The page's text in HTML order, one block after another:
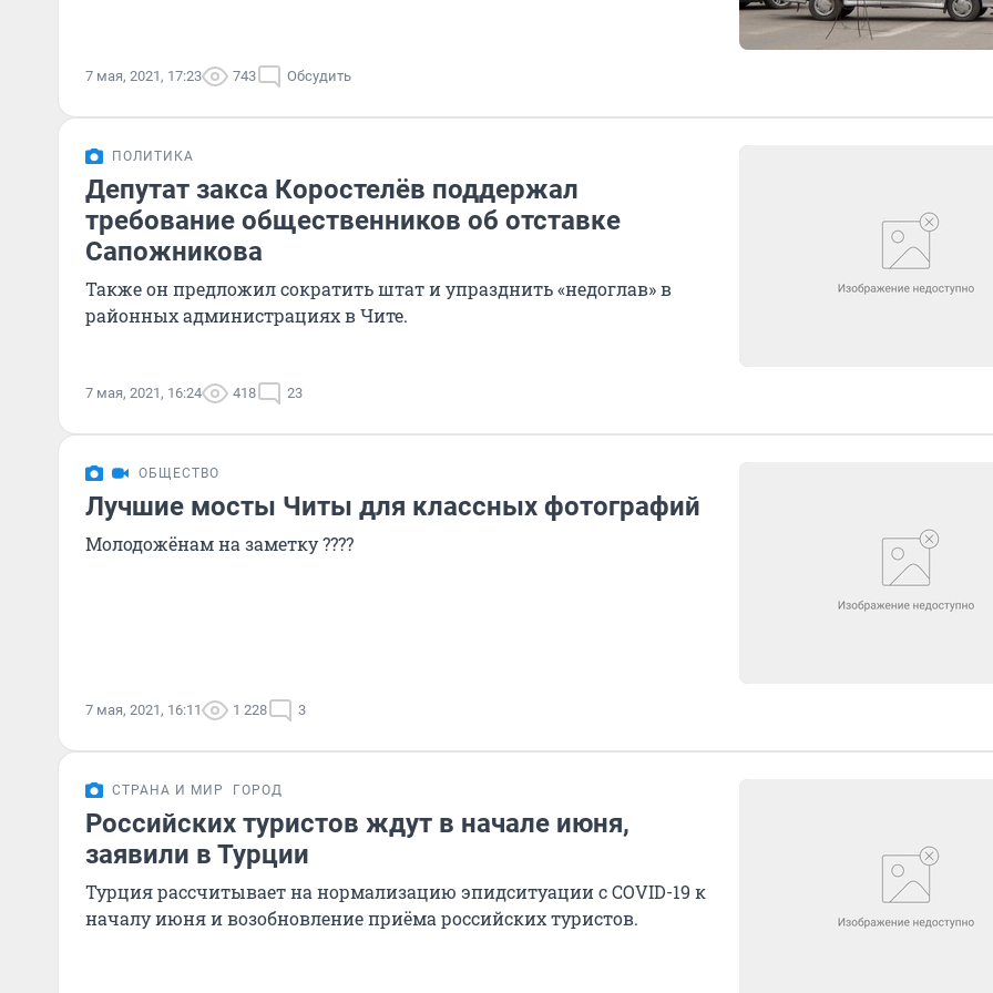
7 мая, 2021, 17:23 743 Обсудить
ПОЛИТИКА
Депутат закса Коростелёв поддержал
требование общественников об отставке
Сапожникова
Также он предложил сократить штат и упразднить «недоглав» в
районных администрациях в Чите.
7 мая, 2021, 16:24 418 23
ОБЩЕСТВО
Лучшие мосты Читы для классных фотографий
Молодожёнам на заметку ????
7 мая, 2021, 16:11 1 228 3
СТРАНА И МИР ГОРОД
Российских туристов ждут в начале июня,
заявили в Турции
Турция рассчитывает на нормализацию эпидситуации с COVID-19 к
началу июня и возобновление приёма российских туристов.